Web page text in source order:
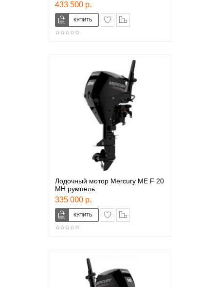
433 500 р.
в закладки
Лодочный мотор Mercury ME F 20
MH румпель
335 000 р.
в закладки